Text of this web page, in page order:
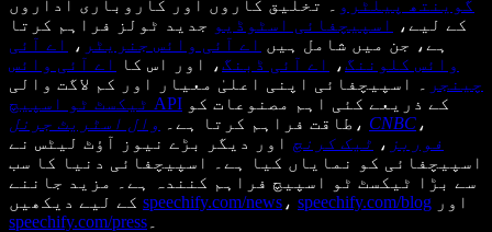
گوینتھ پیلٹرو
۔ تخلیق کاروں اور کاروباری اداروں
کے لیے،
اسپیچفائی اسٹوڈیو جدید ٹولز فراہم کرتا
ہے، جن میں شامل ہیں اے آئی وائس جنریٹر ،
اے آئی
وائس کلوننگ، اے آئی ڈبنگ، اور اس کا
اے آئی وائس
چینجر
۔ اسپیچفائی اپنی اعلیٰ معیار اور کم لاگت والی
ٹیکسٹ ٹو اسپیچ API
طاقت فراہم کرتا ہے۔
وال اسٹریٹ جرنل ، CNBC ،
فوربز ، ٹیک کرنچ اور دیگر بڑے نیوز آؤٹ لیٹس نے
اسپیچفائی کو نمایاں کیا ہے۔ اسپیچفائی دنیا کا سب
سے بڑا ٹیکسٹ ٹو اسپیچ فراہم کنندہ ہے۔ مزید جاننے
speechify.com/news ، speechify.com/blog اور
speechify.com/press